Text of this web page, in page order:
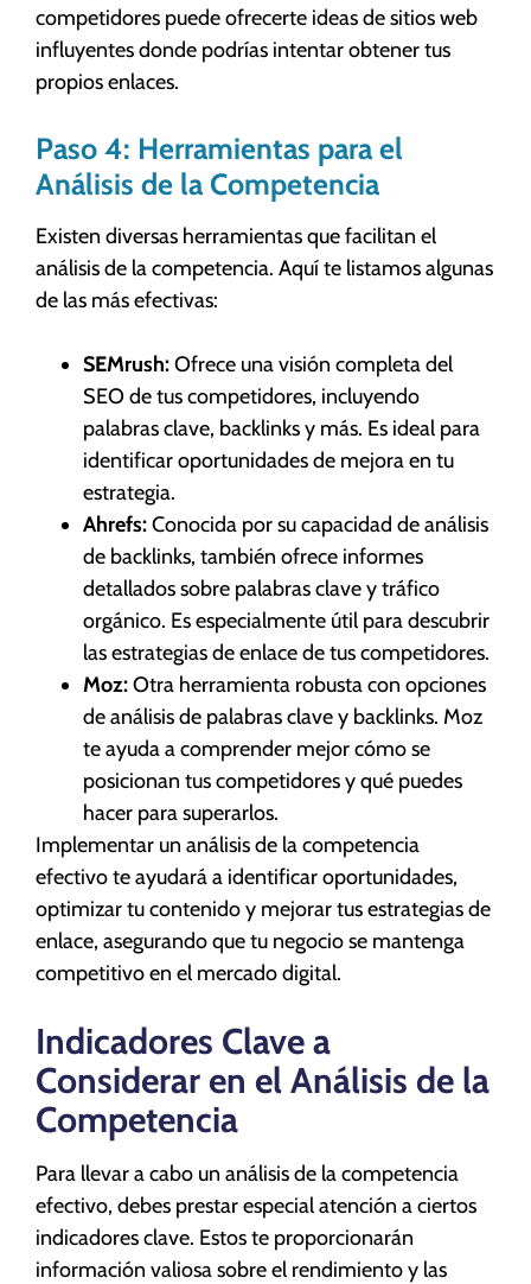
competidores puede ofrecerte ideas de sitios web
influyentes donde podrías intentar obtener tus
propios enlaces.
Paso 4: Herramientas para el
Análisis de la Competencia
Existen diversas herramientas que facilitan el
análisis de la competencia. Aquí te listamos algunas
de las más efectivas:
SEMrush:Ofrece una visión completa del
SEO de tus competidores, incluyendo
palabras clave, backlinks y más. Es ideal para
identificar oportunidades de mejora en tu
estrategia.
Ahrefs:Conocida por su capacidad de análisis
de backlinks, también ofrece informes
detallados sobre palabras clave y tráfico
orgánico. Es especialmente útil para descubrir
las estrategias de enlace de tus competidores.
Moz:Otra herramienta robusta con opciones
de análisis de palabras clave y backlinks. Moz
te ayuda a comprender mejor cómo se
posicionan tus competidores y qué puedes
hacer para superarlos.
Implementar un análisis de la competencia
efectivo te ayudará a identificar oportunidades,
optimizar tu contenido y mejorar tus estrategias de
enlace, asegurando que tu negocio se mantenga
competitivo en el mercado digital.
Indicadores Clave a
Considerar en el Análisis de la
Competencia
Para llevar a cabo un análisis de la competencia
efectivo, debes prestar especial atención a ciertos
indicadores clave. Estos te proporcionarán
información valiosa sobre el rendimiento y las